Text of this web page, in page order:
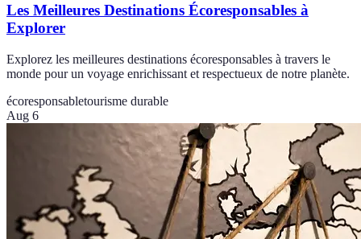
Les Meilleures Destinations Écoresponsables à
Explorer
Explorez les meilleures destinations écoresponsables à travers le
monde pour un voyage enrichissant et respectueux de notre planète.
écoresponsabletourisme durable
Aug 6